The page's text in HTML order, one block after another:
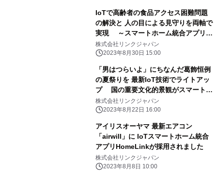
IoTで高齢者の食品アクセス困難問題
の解決と 人の目による見守りを両軸で
実現 ～スマートホーム統合アプリ
「HomeLink」に 「宅配クック ワ
ン・ツゥ・スリー」注文機能を搭載～
株式会社リンクジャパン
2023年8月30日 15:00
「男はつらいよ」にちなんだ葛飾恒例
の夏祭りを 最新IoT技術でライトアッ
プ 国の重要文化的景観がスマートホ
ーム照明技術で彩られます ～8月26
日・27日開催「寅さんの夕べ」にて初
株式会社リンクジャパン
2023年8月22日 16:00
アイリスオーヤマ 最新エアコン
「airwill」に IoTスマートホーム統合
アプリHomeLinkが採用されました
株式会社リンクジャパン
2023年8月8日 10:00